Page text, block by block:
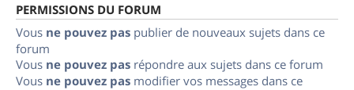
PERMISSIONS DU FORUM
Vous ne pouvez pas publier de nouveaux sujets dans ce
forum
Vous ne pouvez pas répondre aux sujets dans ce forum
Vous ne pouvez pas modifier vos messages dans ce